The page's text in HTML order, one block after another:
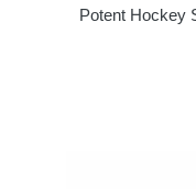
Potent Hockey